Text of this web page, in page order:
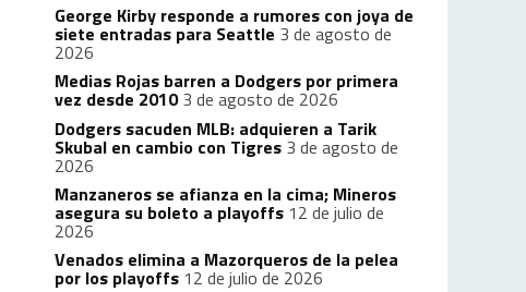
George Kirby responde a rumores con joya de
siete entradas para Seattle 3 de agosto de
2026
Medias Rojas barren a Dodgers por primera
vez desde 2010 3 de agosto de 2026
Dodgers sacuden MLB: adquieren a Tarik
Skubal en cambio con Tigres 3 de agosto de
2026
Manzaneros se afianza en la cima; Mineros
asegura su boleto a playoffs 12 de julio de
2026
Venados elimina a Mazorqueros de la pelea
por los playoffs 12 de julio de 2026